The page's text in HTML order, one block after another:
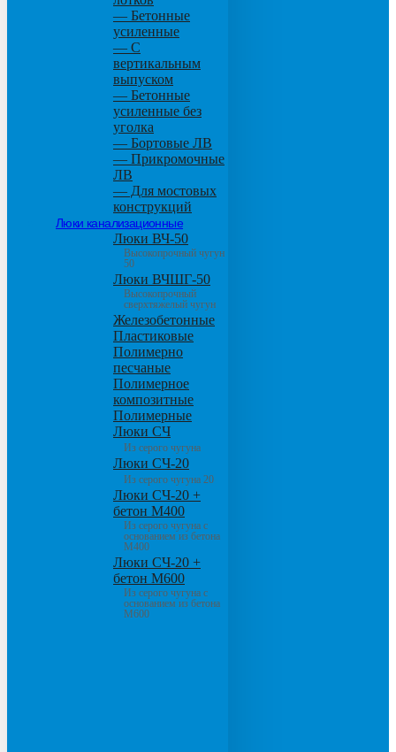
— Бетонные
усиленные
— С
вертикальным
выпуском
— Бетонные
усиленные без
уголка
— Бортовые ЛВ
— Прикромочные
ЛВ
— Для мостовых
конструкций
Люки канализационные
Люки ВЧ-50
Высокопрочный чугун
50
Люки ВЧШГ-50
Высокопрочный
сверхтяжелый чугун
Железобетонные
Пластиковые
Полимерно
песчаные
Полимерное
композитные
Полимерные
Люки СЧ
Из серого чугуна
Люки СЧ-20
Из серого чугуна 20
Люки СЧ-20 +
бетон М400
Из серого чугуна с
основанием из бетона
М400
Люки СЧ-20 +
бетон М600
Из серого чугуна с
основанием из бетона
М600